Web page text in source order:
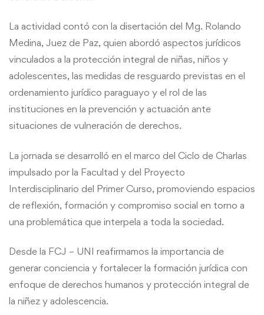
La actividad contó con la disertación del Mg. Rolando
Medina, Juez de Paz, quien abordó aspectos jurídicos
vinculados a la protección integral de niñas, niños y
adolescentes, las medidas de resguardo previstas en el
ordenamiento jurídico paraguayo y el rol de las
instituciones en la prevención y actuación ante
situaciones de vulneración de derechos.
La jornada se desarrolló en el marco del Ciclo de Charlas
impulsado por la Facultad y del Proyecto
Interdisciplinario del Primer Curso, promoviendo espacios
de reflexión, formación y compromiso social en torno a
una problemática que interpela a toda la sociedad.
Desde la FCJ – UNI reafirmamos la importancia de
generar conciencia y fortalecer la formación jurídica con
enfoque de derechos humanos y protección integral de
la niñez y adolescencia.